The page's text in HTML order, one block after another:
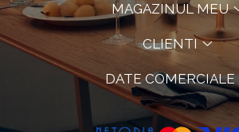
MAGAZINUL MEU
CLIENTI
DATE COMERCIALE